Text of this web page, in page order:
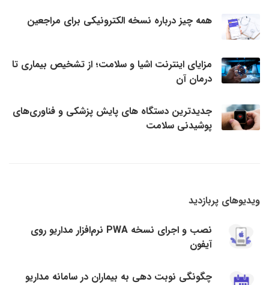
همه چیز درباره نسخه الکترونیکی برای مراجعین
مزایای اینترنت اشیا و سلامت؛ از تشخیص بیماری تا
درمان آن
جدیدترین دستگاه های پایش پزشکی و فناوری‌های
پوشیدنی سلامت
ویدیوهای پربازدید
نصب و اجرای نسخه PWA نرم‌افزار مداریو روی
آیفون
چگونگی نوبت دهی به بیماران در سامانه مداریو